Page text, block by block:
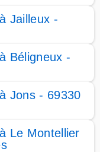
Jailleux -
Béligneux -
Jons - 69330
Le Montellier